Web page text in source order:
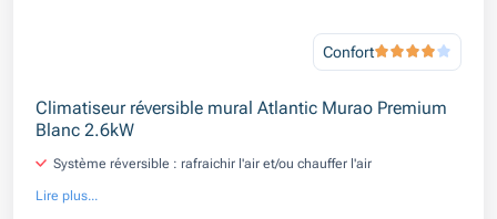
Confort
Climatiseur réversible mural Atlantic Murao Premium
Blanc 2.6kW
Système réversible : rafraichir l'air et/ou chauffer l'air
Lire plus...